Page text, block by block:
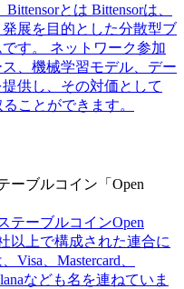
とは Bittensorは、
展を目的とした分散型ブ
す。 ネットワーク参加
、機械学習モデル、デー
供し、その対価として
ことができます。
ーブルコイン「Open
テーブルコインOpen
以上で構成された連合に
、Mastercard、
なども名を連ねていま